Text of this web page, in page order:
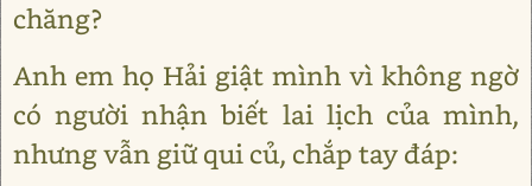
chăng?
Anh em họ Hải giật mình vì không ngờ
có người nhận biết lai lịch của mình,
nhưng vẫn giữ qui củ, chắp tay đáp: